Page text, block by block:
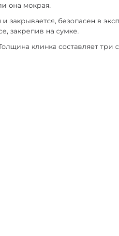
она мокрая.
закрывается, безопасен в
закрепив на сумке.
клинка составляет